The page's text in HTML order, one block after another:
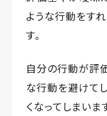
ような行動をす
す。
自分の行動が評
な行動を避けて
くなってしまいま